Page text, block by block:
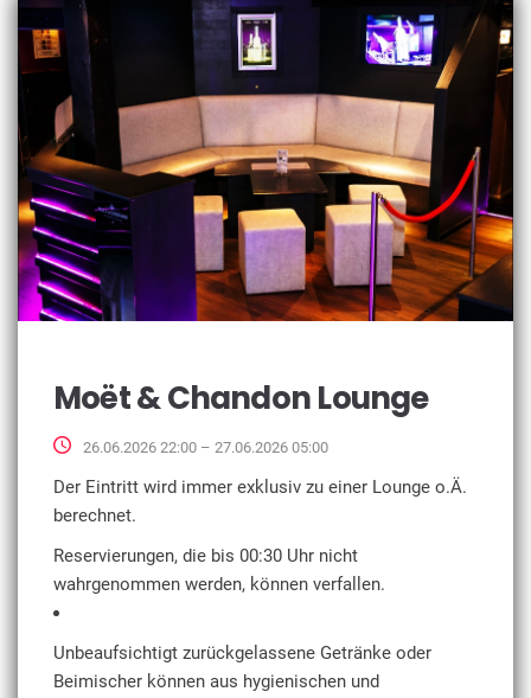
Moët & Chandon Lounge
26.06.2026 22:00 – 27.06.2026 05:00
Der Eintritt wird immer exklusiv zu einer Lounge o.Ä.
berechnet.
Reservierungen, die bis 00:30 Uhr nicht
wahrgenommen werden, können verfallen.
Unbeaufsichtigt zurückgelassene Getränke oder
Beimischer können aus hygienischen und